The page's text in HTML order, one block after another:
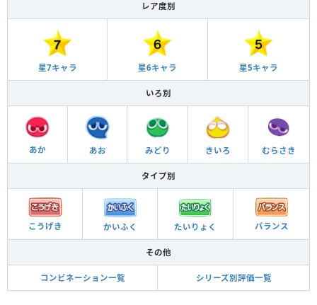
レア度別
星7キャラ 星6キャラ 星5キャラ
いろ別
あか あお みどり きいろ むらさき
タイプ別
こうげき かいふく たいりょく バランス
その他
コンビネーション一覧 シリーズ別評価一覧